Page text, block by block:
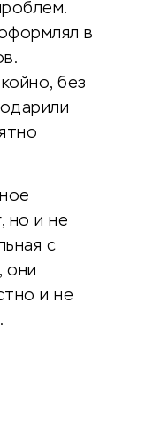
в
без
но и не
с
они
и не